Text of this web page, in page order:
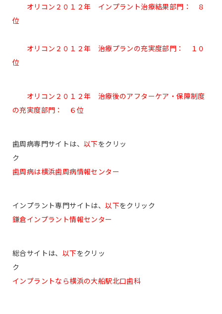
オリコン２０１２年 インプラント治療結果部門： ８
位
オリコン２０１２年 治療プランの充実度部門： １０
位
オリコン２０１２年 治療後のアフターケア・保障制度
の充実度部門： ６位
歯周病専門サイトは、 以下をクリッ
ク
歯周病は横浜歯周病情報センター
インプラント専門サイトは、以下をクリック
鎌倉インプラント情報センター
総合サイトは、 以下をクリッ
ク
インプラントなら横浜の大船駅北口歯科